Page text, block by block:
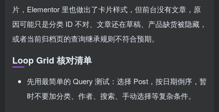
片，Elementor 里也做出了卡片样式，但前台没有文章，原
因可能只是分类 ID 不对、文章还在草稿、产品缺货被隐藏，
或者当前归档页的查询继承规则不符合预期。
Loop Grid 核对清单
先用最简单的 Query 测试：选择 Post，按日期倒序，暂
时不要加分类、作者、搜索、手动选择等复杂条件。